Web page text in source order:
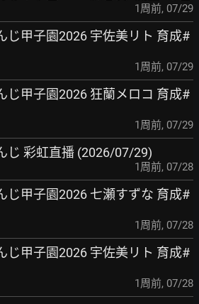
1周前, 07/29
じ甲子園2026 宇佐美リト 育成#
1周前, 07/29
じ甲子園2026 狂蘭メロコ 育成#
1周前, 07/29
じ 彩虹直播 (2026/07/29)
1周前, 07/28
じ甲子園2026 七瀬すずな 育成#
1周前, 07/28
じ甲子園2026 宇佐美リト 育成#
1周前, 07/28